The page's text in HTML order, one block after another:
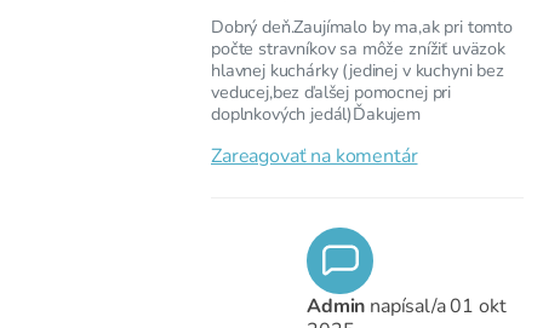
Dobrý deň.Zaujímalo by ma,ak pri tomto
počte stravníkov sa môže znížiť uväzok
hlavnej kuchárky (jedinej v kuchyni bez
veducej,bez ďalšej pomocnej pri
doplnkových jedál)Ďakujem
Zareagovať na komentár
Admin napísal/a01 okt